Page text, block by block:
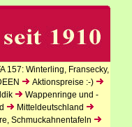
157: Winterling, Fransecky,
Aktionspreise :-)
Wappenringe und -
Mitteldeutschland
Schmuckahnentafeln